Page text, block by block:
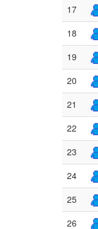
17
18
19
20
21
22
23
24
25
26